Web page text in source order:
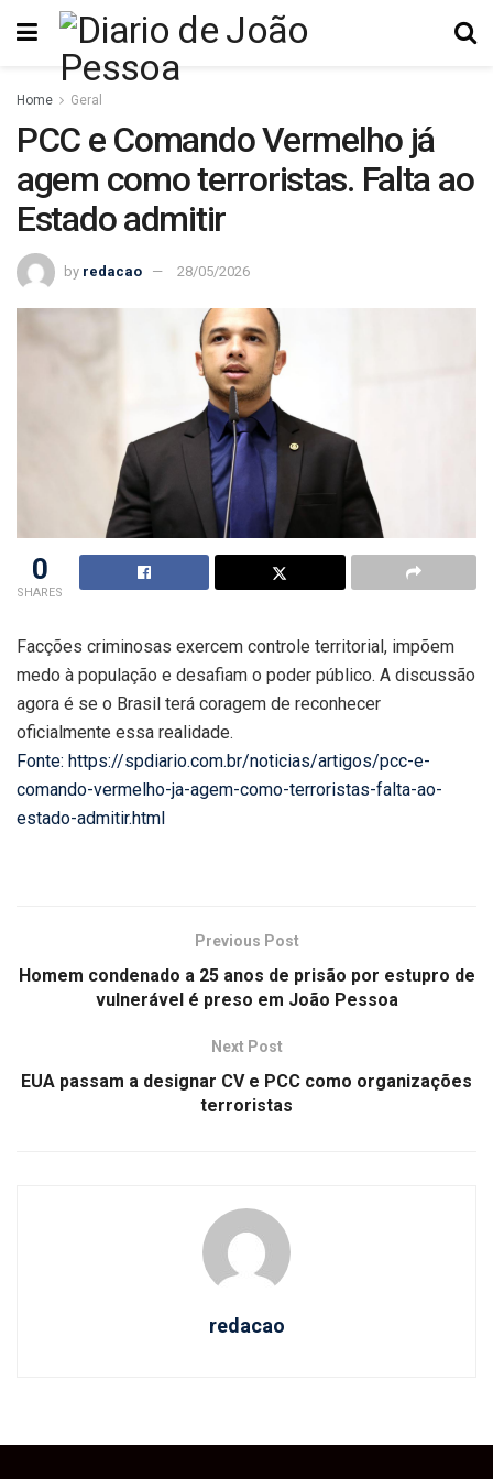
Home Geral
PCC e Comando Vermelho já
agem como terroristas. Falta ao
Estado admitir
by redacao 28/05/2026
0
SHARES
Facções criminosas exercem controle territorial, impõem
medo à população e desafiam o poder público. A discussão
agora é se o Brasil terá coragem de reconhecer
oficialmente essa realidade.
Fonte: https://spdiario.com.br/noticias/artigos/pcc-e-
comando-vermelho-ja-agem-como-terroristas-falta-ao-
estado-admitir.html
Previous Post
Homem condenado a 25 anos de prisão por estupro de
vulnerável é preso em João Pessoa
Next Post
EUA passam a designar CV e PCC como organizações
terroristas
redacao